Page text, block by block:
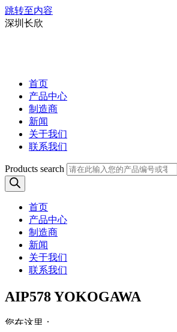
跳转至内容
深圳长欣
首页
产品中心
制造商
新闻
关于我们
联系我们
Products search
首页
产品中心
制造商
新闻
关于我们
联系我们
AIP578 YOKOGAWA
您在这里：